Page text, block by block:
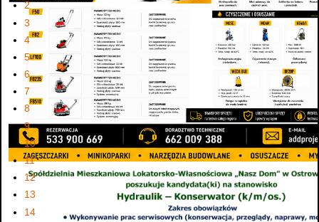
2
3
4
5
6
7
8
9
10
11
12
13
14